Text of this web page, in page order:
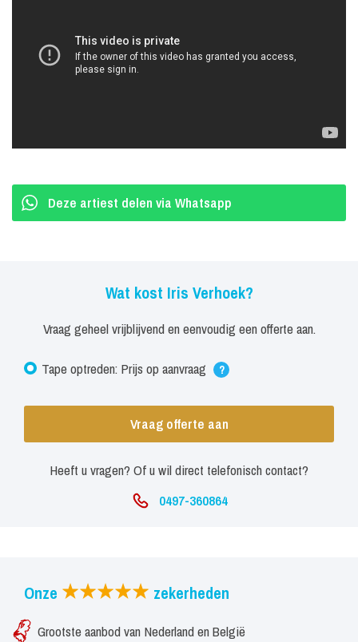
Deze artiest delen via Whatsapp
Wat kost Iris Verhoek?
Vraag geheel vrijblijvend en eenvoudig een offerte aan.
Tape optreden: Prijs op aanvraag ?
Vraag offerte aan
Heeft u vragen? Of u wil direct telefonisch contact?
0497-360864
Onze zekerheden
Grootste aanbod van Nederland en België